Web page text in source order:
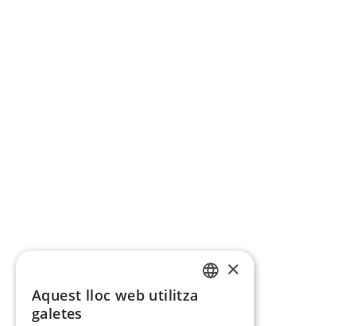
×
Aquest lloc web utilitza
galetes